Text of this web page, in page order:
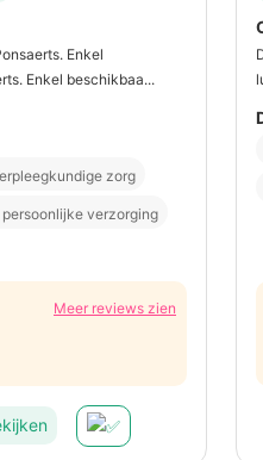
Enkel
Enkel beschikbaa...
zorg
persoonlijke verzorging
Meer reviews zien